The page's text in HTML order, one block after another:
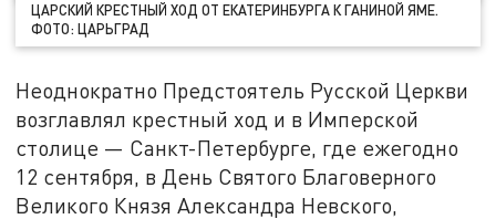
ЦАРСКИЙ КРЕСТНЫЙ ХОД ОТ ЕКАТЕРИНБУРГА К ГАНИНОЙ ЯМЕ.
ФОТО: ЦАРЬГРАД
Неоднократно Предстоятель Русской Церкви
возглавлял крестный ход и в Имперской
столице — Санкт-Петербурге, где ежегодно
12 сентября, в День Святого Благоверного
Великого Князя Александра Невского,